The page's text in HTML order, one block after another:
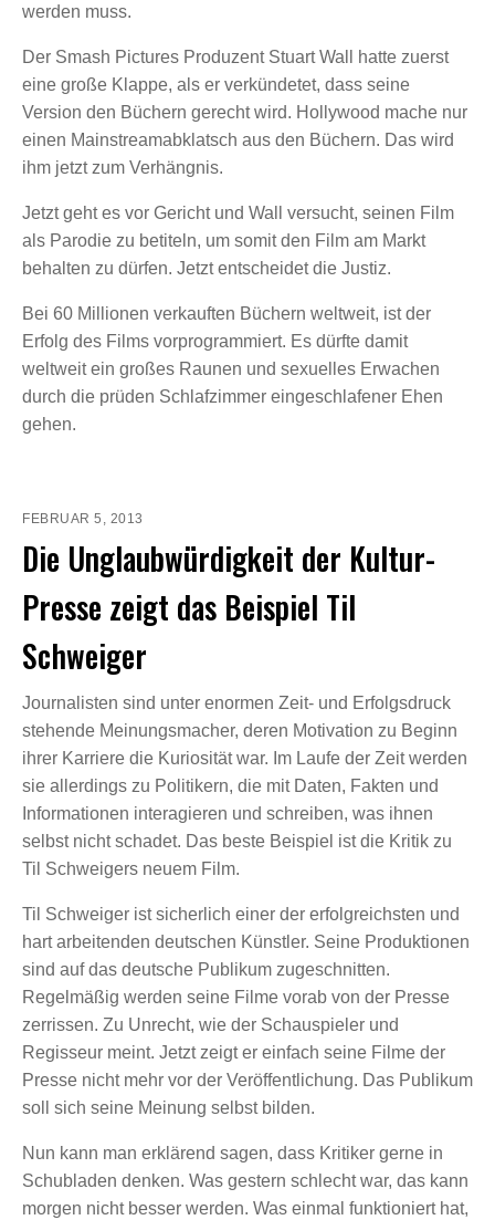
werden muss.
Der Smash Pictures Produzent Stuart Wall hatte zuerst
eine große Klappe, als er verkündetet, dass seine
Version den Büchern gerecht wird. Hollywood mache nur
einen Mainstreamabklatsch aus den Büchern. Das wird
ihm jetzt zum Verhängnis.
Jetzt geht es vor Gericht und Wall versucht, seinen Film
als Parodie zu betiteln, um somit den Film am Markt
behalten zu dürfen. Jetzt entscheidet die Justiz.
Bei 60 Millionen verkauften Büchern weltweit, ist der
Erfolg des Films vorprogrammiert. Es dürfte damit
weltweit ein großes Raunen und sexuelles Erwachen
durch die prüden Schlafzimmer eingeschlafener Ehen
gehen.
FEBRUAR 5, 2013
Die Unglaubwürdigkeit der Kultur-
Presse zeigt das Beispiel Til
Schweiger
Journalisten sind unter enormen Zeit- und Erfolgsdruck
stehende Meinungsmacher, deren Motivation zu Beginn
ihrer Karriere die Kuriosität war. Im Laufe der Zeit werden
sie allerdings zu Politikern, die mit Daten, Fakten und
Informationen interagieren und schreiben, was ihnen
selbst nicht schadet. Das beste Beispiel ist die Kritik zu
Til Schweigers neuem Film.
Til Schweiger ist sicherlich einer der erfolgreichsten und
hart arbeitenden deutschen Künstler. Seine Produktionen
sind auf das deutsche Publikum zugeschnitten.
Regelmäßig werden seine Filme vorab von der Presse
zerrissen. Zu Unrecht, wie der Schauspieler und
Regisseur meint. Jetzt zeigt er einfach seine Filme der
Presse nicht mehr vor der Veröffentlichung. Das Publikum
soll sich seine Meinung selbst bilden.
Nun kann man erklärend sagen, dass Kritiker gerne in
Schubladen denken. Was gestern schlecht war, das kann
morgen nicht besser werden. Was einmal funktioniert hat,